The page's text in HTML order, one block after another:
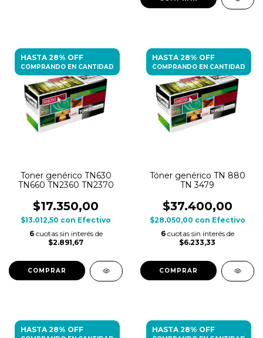
HASTA 28% OFF
COMPRANDO EN CANTIDAD
Toner genérico TN630
TN660 TN2360 TN2370
$17.350,00
$13.012,50 con Efectivo
6 cuotas sin interés de
$2.891,67
HASTA 28% OFF
COMPRANDO EN CANTIDAD
Tóner genérico TN 880
TN 3479
$37.400,00
$28.050,00 con Efectivo
6 cuotas sin interés de
$6.233,33
HASTA 28% OFF HASTA 28% OFF